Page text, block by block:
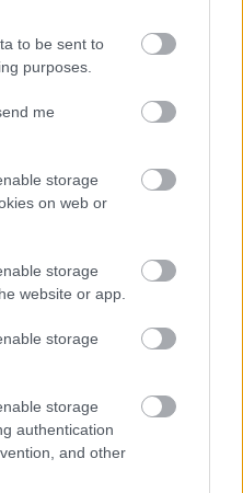
to be sent to
purposes.
me
storage
on web or
storage
website or app.
storage
storage
authentication
and other
hajtva jobb hátsó
a felzárkózást.
vezető 6-os Porsche
utolsó, négy
biztonsági autós
a Cadillac
már nem is